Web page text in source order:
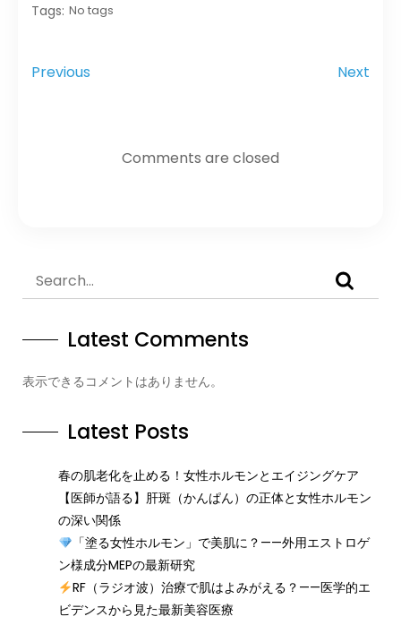
Tags: No tags
Previous Next
Comments are closed
Latest Comments
表示できるコメントはありません。
Latest Posts
春の肌老化を止める！女性ホルモンとエイジングケア
【医師が語る】肝斑（かんぱん）の正体と女性ホルモン
の深い関係
「塗る女性ホルモン」で美肌に？——外用エストロゲ
ン様成分MEPの最新研究
RF（ラジオ波）治療で肌はよみがえる？——医学的エ
ビデンスから見た最新美容医療